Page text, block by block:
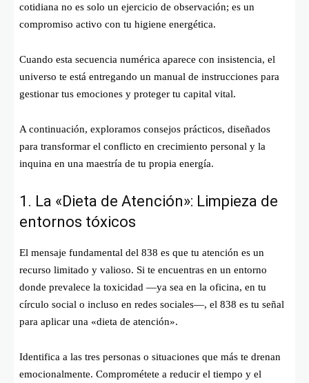
cotidiana no es solo un ejercicio de observación; es un
compromiso activo con tu higiene energética.
Cuando esta secuencia numérica aparece con insistencia, el
universo te está entregando un manual de instrucciones para
gestionar tus emociones y proteger tu capital vital.
A continuación, exploramos consejos prácticos, diseñados
para transformar el conflicto en crecimiento personal y la
inquina en una maestría de tu propia energía.
1. La «Dieta de Atención»: Limpieza de
entornos tóxicos
El mensaje fundamental del 838 es que tu atención es un
recurso limitado y valioso. Si te encuentras en un entorno
donde prevalece la toxicidad —ya sea en la oficina, en tu
círculo social o incluso en redes sociales—, el 838 es tu señal
para aplicar una «dieta de atención».
Identifica a las tres personas o situaciones que más te drenan
emocionalmente. Comprométete a reducir el tiempo y el